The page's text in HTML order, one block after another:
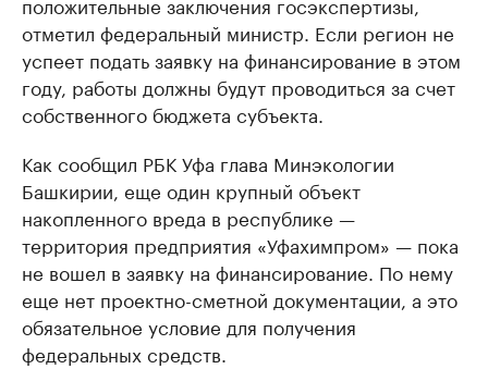
отметил федеральный министр. Если регион не
успеет подать заявку на финансирование в этом
году, работы должны будут проводиться за счет
собственного бюджета субъекта.
Как сообщил РБК Уфа глава Минэкологии
Башкирии, еще один крупный объект
накопленного вреда в республике —
территория предприятия «Уфахимпром» — пока
не вошел в заявку на финансирование. По нему
еще нет проектно-сметной документации, а это
обязательное условие для получения
федеральных средств.